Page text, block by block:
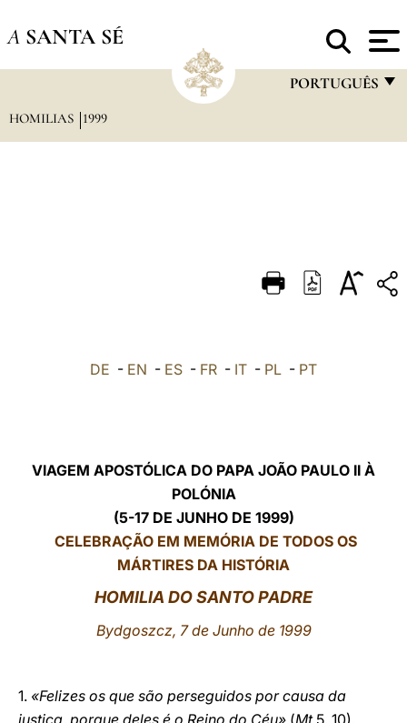
A SANTA SÉ
PORTUGUÊS
DEUTSCH
العربيّة
HOMILIAS 1999
DE - EN - ES - FR - IT - PL - PT
VIAGEM APOSTÓLICA DO PAPA JOÃO PAULO II À
POLÓNIA
(5-17 DE JUNHO DE 1999)
CELEBRAÇÃO EM MEMÓRIA DE TODOS OS
MÁRTIRES DA HISTÓRIA
HOMILIA DO SANTO PADRE
Bydgoszcz, 7 de Junho de 1999
1. «Felizes os que são perseguidos por causa da
justiça, porque deles é o Reino do Céu» (Mt 5, 10).